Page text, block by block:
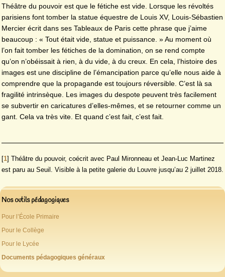
Théâtre du pouvoir est que le fétiche est vide. Lorsque les révoltés
parisiens font tomber la statue équestre de Louis XV, Louis-Sébastien
Mercier écrit dans ses Tableaux de Paris cette phrase que j’aime
beaucoup : « Tout était vide, statue et puissance. » Au moment où
l’on fait tomber les fétiches de la domination, on se rend compte
qu’on n’obéissait à rien, à du vide, à du creux. En cela, l’histoire des
images est une discipline de l’émancipation parce qu’elle nous aide à
comprendre que la propagande est toujours réversible. C’est là sa
fragilité intrinsèque. Les images du despote peuvent très facilement
se subvertir en caricatures d’elles-mêmes, et se retourner comme un
gant. Cela va très vite. Et quand c’est fait, c’est fait.
[1] Théâtre du pouvoir, coécrit avec Paul Mironneau et Jean-Luc Martinez
est paru au Seuil. Visible à la petite galerie du Louvre jusqu’au 2 juillet 2018.
Nos outils pédagogiques
Pour l’École Primaire
Pour le Collège
Pour le Lycée
Documents pédagogiques généraux